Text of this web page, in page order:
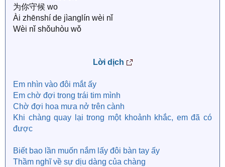
为你守候 wo
Ài zhēnshí de jìanglín wèi nǐ
Wèi nǐ shǒuhòu wǒ
Lời dịch
Em nhìn vào đôi mắt ấy
Em chờ đợi trong trái tim mình
Chờ đợi hoa mưa nở trên cành
Khi chàng quay lại trong một khoảnh khắc, em đã có
được
Biết bao lần muốn nắm lấy đôi bàn tay ấy
Thầm nghĩ về sự dịu dàng của chàng